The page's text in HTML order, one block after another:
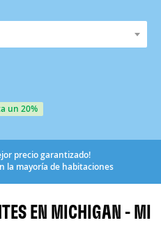
un 20%
precio garantizado!
la mayoría de habitaciones
EN MICHIGAN - MI